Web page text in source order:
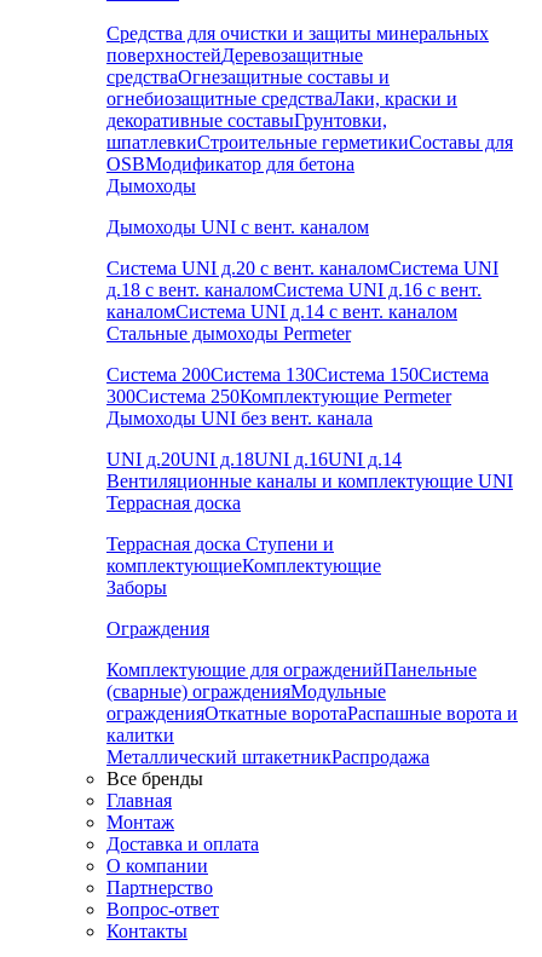
Средства для очистки и защиты минеральных
поверхностейДеревозащитные
средстваОгнезащитные составы и
огнебиозащитные средстваЛаки, краски и
декоративные составыГрунтовки,
шпатлевкиСтроительные герметикиСоставы для
OSBМодификатор для бетона
Дымоходы
Дымоходы UNI с вент. каналом
Система UNI д.20 с вент. каналомСистема UNI
д.18 с вент. каналомСистема UNI д.16 с вент.
каналомСистема UNI д.14 с вент. каналом
Стальные дымоходы Permeter
Система 200Система 130Система 150Система
300Система 250Комплектующие Permeter
Дымоходы UNI без вент. канала
UNI д.20UNI д.18UNI д.16UNI д.14
Вентиляционные каналы и комплектующие UNI
Террасная доска
Террасная доска Ступени и
комплектующиеКомплектующие
Заборы
Ограждения
Комплектующие для огражденийПанельные
(сварные) огражденияМодульные
огражденияОткатные воротаРаспашные ворота и
калитки
Металлический штакетникРаспродажа
Все бренды
Главная
Монтаж
Доставка и оплата
О компании
Партнерство
Вопрос-ответ
Контакты